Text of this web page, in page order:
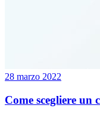
28 marzo 2022
Come scegliere un